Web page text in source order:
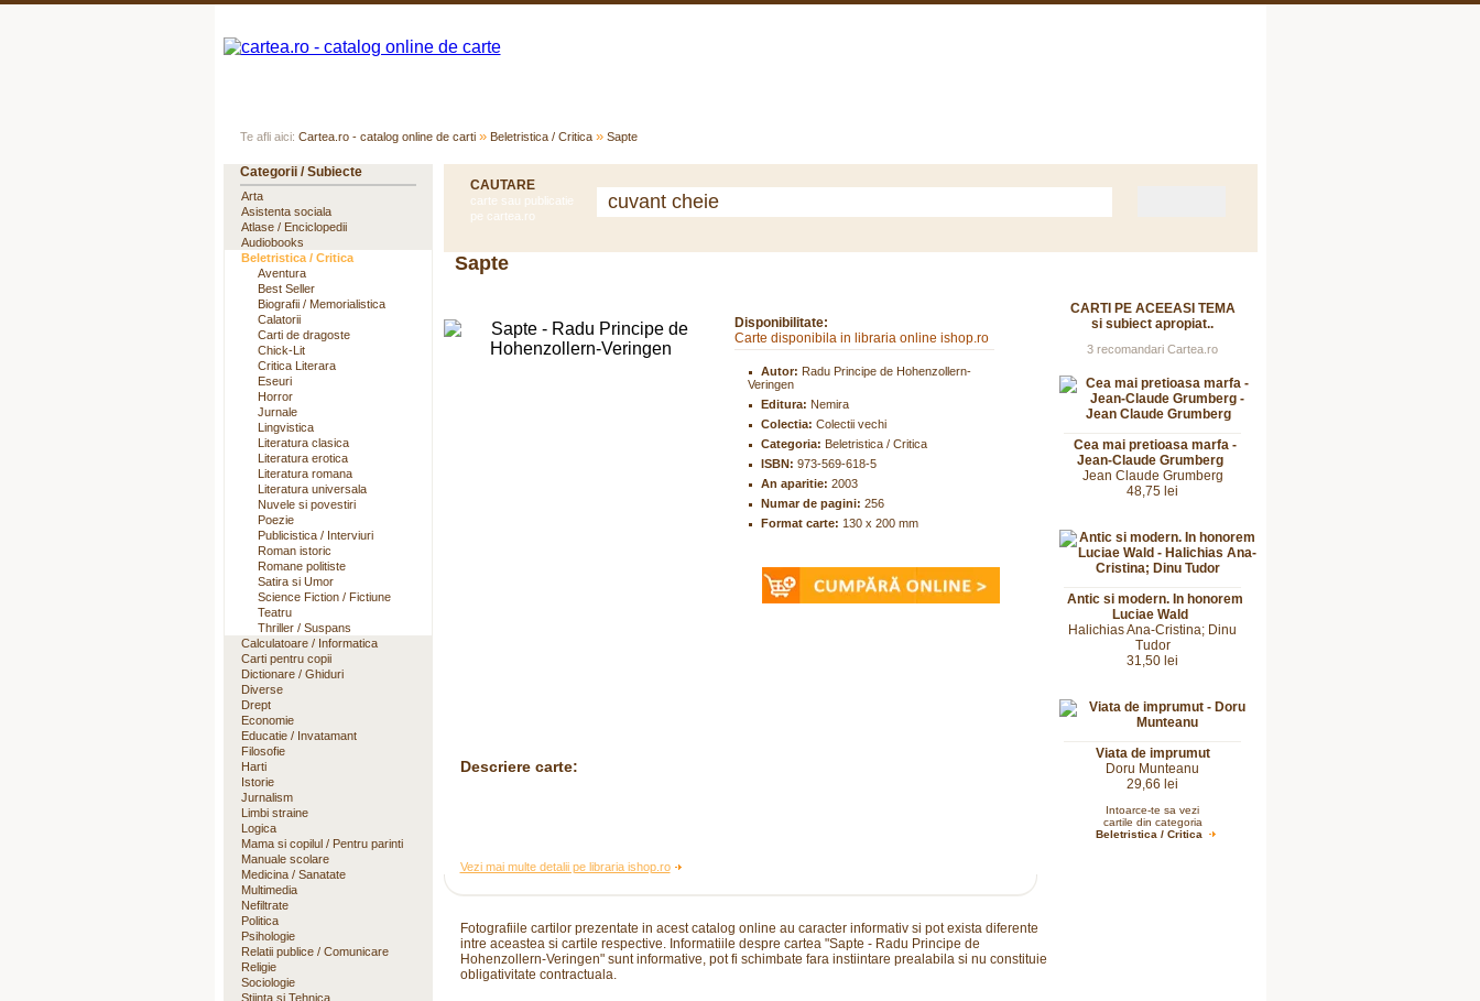
Te afli aici: Cartea.ro - catalog online de carti » Beletristica / Critica » Sapte
CAUTARE
carte sau publicatie
pe cartea.ro
Sapte
Disponibilitate:
Carte disponibila in libraria online ishop.ro
Autor: Radu Principe de Hohenzollern-
Veringen
Editura: Nemira
Colectia: Colectii vechi
Categoria: Beletristica / Critica
ISBN: 973-569-618-5
An aparitie: 2003
Numar de pagini: 256
Format carte: 130 x 200 mm
Descriere carte:
Vezi mai multe detalii pe libraria ishop.ro
Fotografiile cartilor prezentate in acest catalog online au caracter informativ si pot exista diferente
intre aceastea si cartile respective. Informatiile despre cartea "Sapte - Radu Principe de
Hohenzollern-Veringen" sunt informative, pot fi schimbate fara instiintare prealabila si nu constituie
obligativitate contractuala.
CARTI PE ACEEASI TEMA
si subiect apropiat..
3 recomandari Cartea.ro
Cea mai pretioasa marfa -
Jean-Claude Grumberg
Jean Claude Grumberg
48,75 lei
Antic si modern. In honorem
Luciae Wald
Halichias Ana-Cristina; Dinu
Tudor
31,50 lei
Viata de imprumut
Doru Munteanu
29,66 lei
Intoarce-te sa vezi
cartile din categoria
Beletristica / Critica
Categorii / Subiecte
Arta
Asistenta sociala
Atlase / Enciclopedii
Audiobooks
Beletristica / Critica
Aventura
Best Seller
Biografii / Memorialistica
Calatorii
Carti de dragoste
Chick-Lit
Critica Literara
Eseuri
Horror
Jurnale
Lingvistica
Literatura clasica
Literatura erotica
Literatura romana
Literatura universala
Nuvele si povestiri
Poezie
Publicistica / Interviuri
Roman istoric
Romane politiste
Satira si Umor
Science Fiction / Fictiune
Teatru
Thriller / Suspans
Calculatoare / Informatica
Carti pentru copii
Dictionare / Ghiduri
Diverse
Drept
Economie
Educatie / Invatamant
Filosofie
Harti
Istorie
Jurnalism
Limbi straine
Logica
Mama si copilul / Pentru parinti
Manuale scolare
Medicina / Sanatate
Multimedia
Nefiltrate
Politica
Psihologie
Relatii publice / Comunicare
Religie
Sociologie
Stiinta si Tehnica